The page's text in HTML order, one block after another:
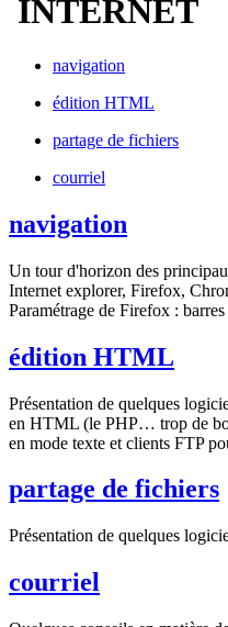
INTERNET
navigation
édition HTML
partage de fichiers
courriel
navigation
Un tour d'horizon des
Internet explorer, Firefox,
Paramétrage de Firefox :
édition HTML
Présentation de quelques
en HTML (le PHP… trop de
en mode texte et clients FTP
partage de fichiers
Présentation de quelques
courriel